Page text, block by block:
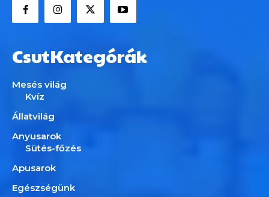
CsutKategórák
Mesés világ
Kvíz
Állatvilág
Anyusarok
Sütés-főzés
Apusarok
Egészségünk